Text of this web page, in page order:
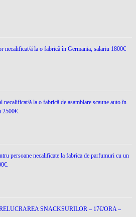
necalificat/ă la o fabrică în Germania, salariu 1800€
necalificat/ă la o fabrică de asamblare scaune auto în
2500€.
persoane necalificate la fabrica de parfumuri cu un
SNACKSURILOR – 17€/ORA –